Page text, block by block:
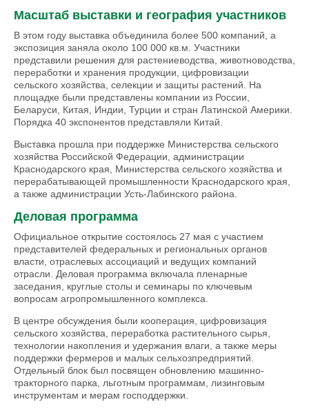
Масштаб выставки и география участников
В этом году выставка объединила более 500 компаний, а
экспозиция заняла около 100 000 кв.м. Участники
представили решения для растениеводства, животноводства,
переработки и хранения продукции, цифровизации
сельского хозяйства, селекции и защиты растений. На
площадке были представлены компании из России,
Беларуси, Китая, Индии, Турции и стран Латинской Америки.
Порядка 40 экспонентов представляли Китай.
Выставка прошла при поддержке Министерства сельского
хозяйства Российской Федерации, администрации
Краснодарского края, Министерства сельского хозяйства и
перерабатывающей промышленности Краснодарского края,
а также администрации Усть-Лабинского района.
Деловая программа
Официальное открытие состоялось 27 мая с участием
представителей федеральных и региональных органов
власти, отраслевых ассоциаций и ведущих компаний
отрасли. Деловая программа включала пленарные
заседания, круглые столы и семинары по ключевым
вопросам агропромышленного комплекса.
В центре обсуждения были кооперация, цифровизация
сельского хозяйства, переработка растительного сырья,
технологии накопления и удержания влаги, а также меры
поддержки фермеров и малых сельхозпредприятий.
Отдельный блок был посвящен обновлению машинно-
тракторного парка, льготным программам, лизинговым
инструментам и мерам господдержки.